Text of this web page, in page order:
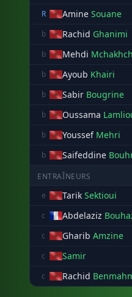
R
Amine Souane
b
Rachid Ghanimi
b Mehdi
b Ayoub Khairi
b Sabir Bougrine
b Oussama
b Youssef Mehri
b Saifeddine
ENTRAÎNEURS
e
Tarik Sektioui
c Abdelaziz
c Gharib Amzine
c Samir
c Rachid